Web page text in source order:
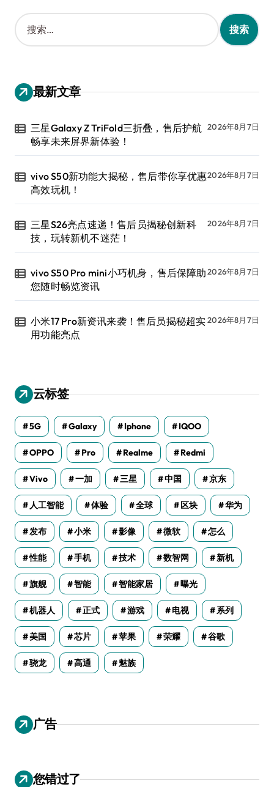
搜
索
：
最新文章
三星Galaxy Z TriFold三折叠，售后护航
畅享未来屏界新体验！
2026年8月7日
vivo S50新功能大揭秘，售后带你享优惠
高效玩机！
2026年8月7日
三星S26亮点速递！售后员揭秘创新科
技，玩转新机不迷茫！
2026年8月7日
vivo S50 Pro mini小巧机身，售后保障助
您随时畅览资讯
2026年8月7日
小米17 Pro新资讯来袭！售后员揭秘超实
用功能亮点
2026年8月7日
云标签
5G Galaxy Iphone IQOO
OPPO Pro Realme Redmi
Vivo 一加 三星 中国 京东
人工智能 体验 全球 区块 华为
发布 小米 影像 微软 怎么
性能 手机 技术 数智网 新机
旗舰 智能 智能家居 曝光
机器人 正式 游戏 电视 系列
美国 芯片 苹果 荣耀 谷歌
骁龙 高通 魅族
广告
您错过了